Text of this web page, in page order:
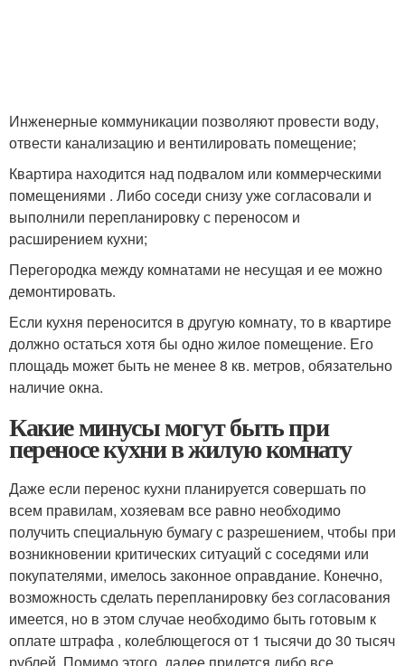
Инженерные коммуникации позволяют провести воду,
отвести канализацию и вентилировать помещение;
Квартира находится над подвалом или коммерческими
помещениями . Либо соседи снизу уже согласовали и
выполнили перепланировку с переносом и
расширением кухни;
Перегородка между комнатами не несущая и ее можно
демонтировать.
Если кухня переносится в другую комнату, то в квартире
должно остаться хотя бы одно жилое помещение. Его
площадь может быть не менее 8 кв. метров, обязательно
наличие окна.
Какие минусы могут быть при
переносе кухни в жилую комнату
Даже если перенос кухни планируется совершать по
всем правилам, хозяевам все равно необходимо
получить специальную бумагу с разрешением, чтобы при
возникновении критических ситуаций с соседями или
покупателями, имелось законное оправдание. Конечно,
возможность сделать перепланировку без согласования
имеется, но в этом случае необходимо быть готовым к
оплате штрафа , колеблющегося от 1 тысячи до 30 тысяч